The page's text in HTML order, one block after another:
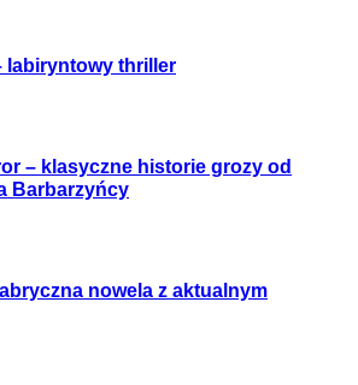
labiryntowy thriller
– klasyczne historie grozy od
Barbarzyńcy
nowela z aktualnym